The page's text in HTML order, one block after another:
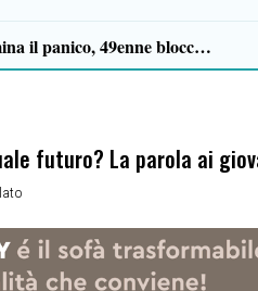
futuro? La parola ai